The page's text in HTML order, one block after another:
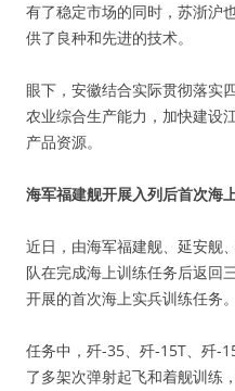
有了稳定市场的同时，苏浙沪
供了良种和先进的技术。
眼下，安徽结合实际贯彻落实
农业综合生产能力，加快建设
产品资源。
海军福建舰开展入列后首次海
近日，由海军福建舰、延安舰
队在完成海上训练任务后返回
开展的首次海上实兵训练任务。
任务中，歼-35、歼-15T、歼-
了多架次弹射起飞和着舰训练